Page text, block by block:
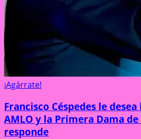
¡Agárrate!
Francisco Céspedes le
AMLO y la Primera Dama
responde